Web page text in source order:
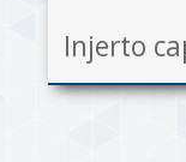
Injerto